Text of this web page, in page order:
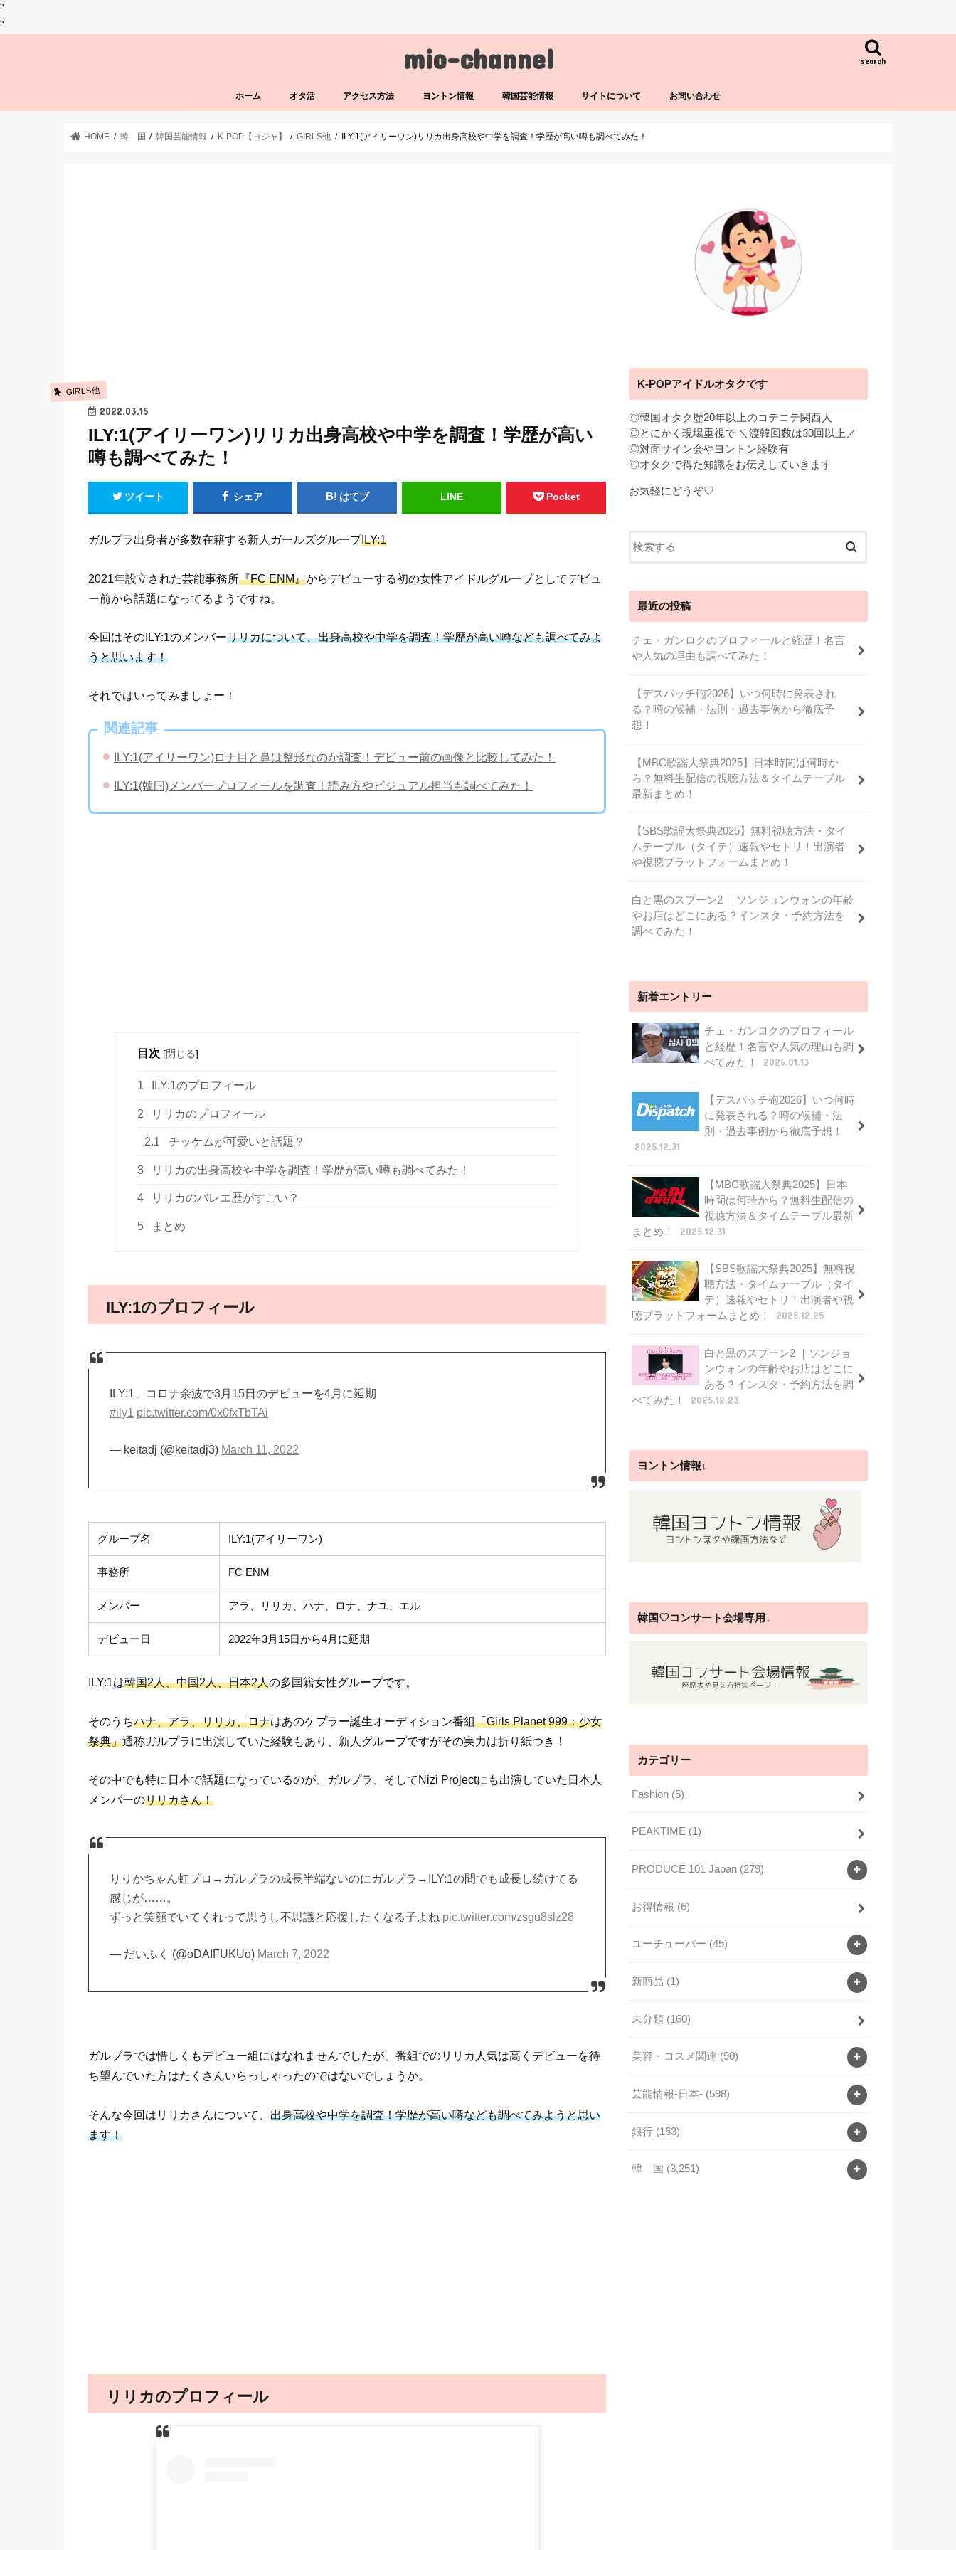
"
"
mio-channel search
ホーム オタ活 アクセス方法 ヨントン情報 韓国芸能情報 サイトについて お問い合わせ
HOME 韓 国 韓国芸能情報 K-POP【ヨジャ】 GIRLS他 ILY:1(アイリーワン)リリカ出身高校や中学を調査！学歴が高い噂も調べてみた！
GIRLS他
2022.03.15
ILY:1(アイリーワン)リリカ出身高校や中学を調査！学歴が高い
噂も調べてみた！
ツイート シェア はてブ LINE Pocket
ガルプラ出身者が多数在籍する新人ガールズグループILY:1
2021年設立された芸能事務所『FC ENM』からデビューする初の女性アイドルグループとしてデビュ
ー前から話題になってるようですね。
今回はそのILY:1のメンバーリリカについて、出身高校や中学を調査！学歴が高い噂なども調べてみよ
うと思います！
それではいってみましょー！
関連記事
ILY:1(アイリーワン)ロナ目と鼻は整形なのか調査！デビュー前の画像と比較してみた！
ILY:1(韓国)メンバープロフィールを調査！読み方やビジュアル担当も調べてみた！
目次 [閉じる]
1 ILY:1のプロフィール
2 リリカのプロフィール
2.1 チッケムが可愛いと話題？
3 リリカの出身高校や中学を調査！学歴が高い噂も調べてみた！
4 リリカのバレエ歴がすごい？
5 まとめ
ILY:1のプロフィール
ILY:1、コロナ余波で3月15日のデビューを4月に延期
#ily1 pic.twitter.com/0x0fxTbTAi
— keitadj (@keitadj3) March 11, 2022
グループ名 ILY:1(アイリーワン)
事務所 FC ENM
メンバー アラ、リリカ、ハナ、ロナ、ナユ、エル
デビュー日 2022年3月15日から4月に延期
ILY:1は韓国2人、中国2人、日本2人の多国籍女性グループです。
そのうちハナ、アラ、リリカ、ロナはあのケプラー誕生オーディション番組「Girls Planet 999：少女
祭典」通称ガルプラに出演していた経験もあり、新人グループですがその実力は折り紙つき！
その中でも特に日本で話題になっているのが、ガルプラ、そしてNizi Projectにも出演していた日本人
メンバーのリリカさん！
りりかちゃん虹プロ→ガルプラの成長半端ないのにガルプラ→ILY:1の間でも成長し続けてる
感じが……。
ずっと笑顔でいてくれって思うし不思議と応援したくなる子よね pic.twitter.com/zsgu8slz28
— だいふく (@oDAIFUKUo) March 7, 2022
ガルプラでは惜しくもデビュー組にはなれませんでしたが、番組でのリリカ人気は高くデビューを待
ち望んでいた方はたくさんいらっしゃったのではないでしょうか。
そんな今回はリリカさんについて、 出身高校や中学を調査！学歴が高い噂なども調べてみようと思い
ます！
リリカのプロフィール
K-POPアイドルオタクです
◎韓国オタク歴20年以上のコテコテ関西人
◎とにかく現場重視で ＼渡韓回数は30回以上／
◎対面サイン会やヨントン経験有
◎オタクで得た知識をお伝えしていきます
お気軽にどうぞ♡
最近の投稿
チェ・ガンロクのプロフィールと経歴！名言
や人気の理由も調べてみた！
【デスパッチ砲2026】いつ何時に発表され
る？噂の候補・法則・過去事例から徹底予
想！
【MBC歌謡大祭典2025】日本時間は何時か
ら？無料生配信の視聴方法＆タイムテーブル
最新まとめ！
【SBS歌謡大祭典2025】無料視聴方法・タイ
ムテーブル（タイテ）速報やセトリ！出演者
や視聴プラットフォームまとめ！
白と黒のスプーン2 ｜ソンジョンウォンの年齢
やお店はどこにある？インスタ・予約方法を
調べてみた！
新着エントリー
チェ・ガンロクのプロフィール
と経歴！名言や人気の理由も調
べてみた！
2026.01.13
【デスパッチ砲2026】いつ何時
に発表される？噂の候補・法
則・過去事例から徹底予想！
2025.12.31
【MBC歌謡大祭典2025】日本
時間は何時から？無料生配信の
視聴方法＆タイムテーブル最新
まとめ！
2025.12.31
【SBS歌謡大祭典2025】無料視
聴方法・タイムテーブル（タイ
テ）速報やセトリ！出演者や視
聴プラットフォームまとめ！
2025.12.25
白と黒のスプーン2 ｜ソンジョ
ンウォンの年齢やお店はどこに
ある？インスタ・予約方法を調
べてみた！
2025.12.23
ヨントン情報↓
韓国♡コンサート会場専用↓
カテゴリー
Fashion (5)
PEAKTIME (1)
PRODUCE 101 Japan (279)
お得情報 (6)
ユーチューバー (45)
新商品 (1)
未分類 (160)
美容・コスメ関連 (90)
芸能情報-日本- (598)
銀行 (163)
韓 国 (3,251)